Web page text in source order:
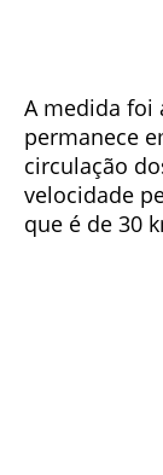
A medida foi
permanece
circulação
velocidade
que é de 30